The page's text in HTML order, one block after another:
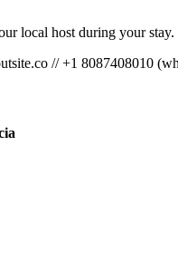
local host during your
//+1 8087408010